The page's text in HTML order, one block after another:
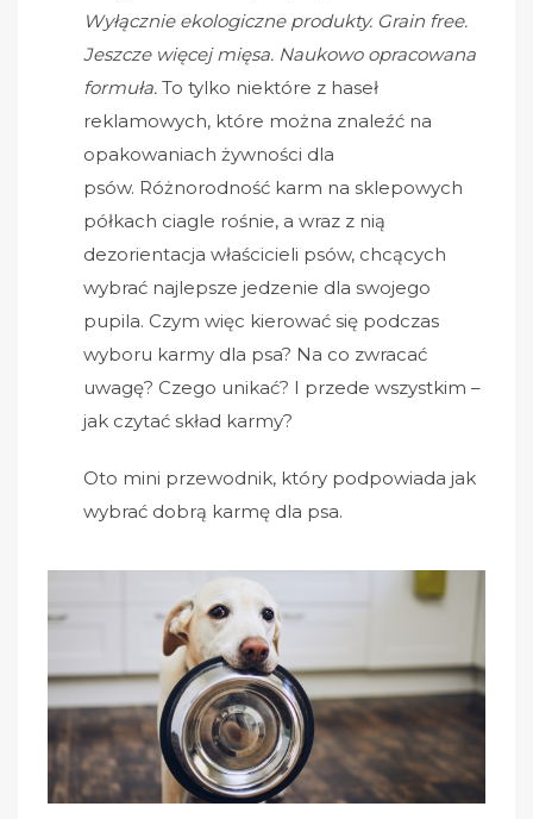
Wyłącznie ekologiczne produkty. Grain free.
Jeszcze więcej mięsa. Naukowo opracowana
formuła. To tylko niektóre z haseł
reklamowych, które można znaleźć na
opakowaniach żywności dla
psów. Różnorodność karm na sklepowych
półkach ciagle rośnie, a wraz z nią
dezorientacja właścicieli psów, chcących
wybrać najlepsze jedzenie dla swojego
pupila. Czym więc kierować się podczas
wyboru karmy dla psa? Na co zwracać
uwagę? Czego unikać? I przede wszystkim –
jak czytać skład karmy?
Oto mini przewodnik, który podpowiada jak
wybrać dobrą karmę dla psa.